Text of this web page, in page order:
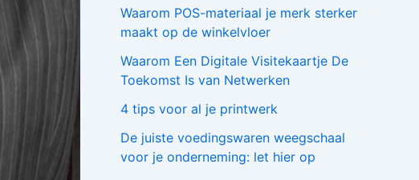
Waarom POS-materiaal je merk sterker
maakt op de winkelvloer
Waarom Een Digitale Visitekaartje De
Toekomst Is van Netwerken
4 tips voor al je printwerk
De juiste voedingswaren weegschaal
voor je onderneming: let hier op